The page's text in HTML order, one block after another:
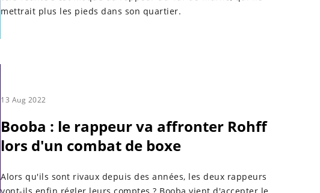
mettrait plus les pieds dans son quartier.
13 Aug 2022
Booba : le rappeur va affronter Rohff
lors d'un combat de boxe
Alors qu'ils sont rivaux depuis des années, les deux rappeurs
vont-ils enfin régler leurs comptes ? Booba vient d'accepter le